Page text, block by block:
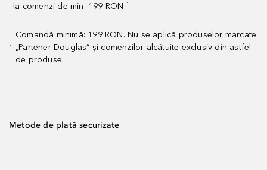
la comenzi de min. 199 RON ¹
1
Comandă minimă: 199 RON. Nu se aplică produselor marcate
„Partener Douglas” și comenzilor alcătuite exclusiv din astfel
de produse.
Metode de plată securizate